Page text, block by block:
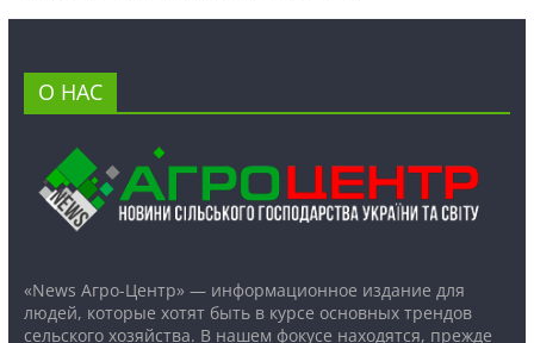
О НАС
«News Агро-Центр» — информационное издание для
людей, которые хотят быть в курсе основных трендов
сельского хозяйства. В нашем фокусе находятся, прежде